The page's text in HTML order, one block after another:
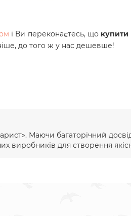
і Ви переконаєтесь, що купити
до того ж у нас дешевше!
Маючи багаторічний
виробників для створення